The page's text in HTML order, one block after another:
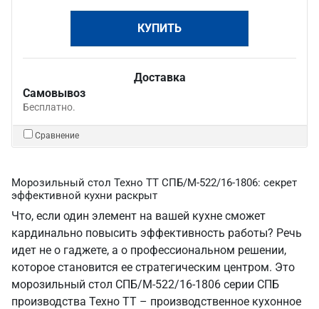
КУПИТЬ
Доставка
Самовывоз
Бесплатно.
Сравнение
Морозильный стол Техно ТТ СПБ/М-522/16-1806: секрет
эффективной кухни раскрыт
Что, если один элемент на вашей кухне сможет
кардинально повысить эффективность работы? Речь
идет не о гаджете, а о профессиональном решении,
которое становится ее стратегическим центром. Это
морозильный стол СПБ/М-522/16-1806 серии СПБ
производства Техно ТТ – производственное кухонное